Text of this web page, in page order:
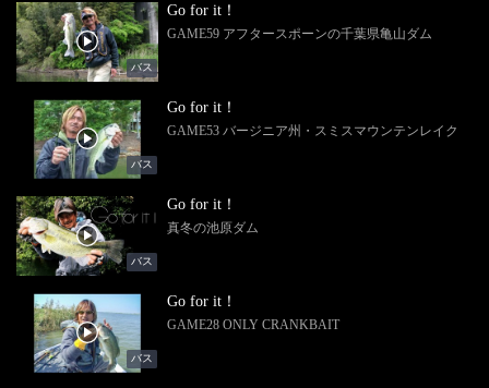
バス
Go for it！
GAME59 アフタースポーンの千葉県亀山ダム
バス
Go for it！
GAME53 バージニア州・スミスマウンテンレイク
バス
Go for it！
真冬の池原ダム
バス
Go for it！
GAME28 ONLY CRANKBAIT